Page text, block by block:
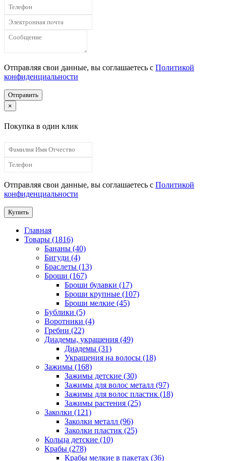
Отправляя свои данные, вы соглашаетесь с Политикой
конфиденциальности
Отправить
×
Покупка в один клик
Отправляя свои данные, вы соглашаетесь с Политикой
конфиденциальности
Купить
Главная
Товары (1816)
Бананы (40)
Бигуди (4)
Браслеты (13)
Броши (167)
Броши булавки (17)
Броши крупные (107)
Броши мелкие (45)
Бублики (5)
Воротники (4)
Гребни (22)
Диадемы, украшения (49)
Диадемы (31)
Украшения на волосы (18)
Зажимы (168)
Зажимы детские (30)
Зажимы для волос металл (97)
Зажимы для волос пластик (18)
Зажимы растения (25)
Заколки (121)
Заколки металл (96)
Заколки пластик (25)
Кольца детские (10)
Крабы (278)
Крабы мелкие в пакетах (36)